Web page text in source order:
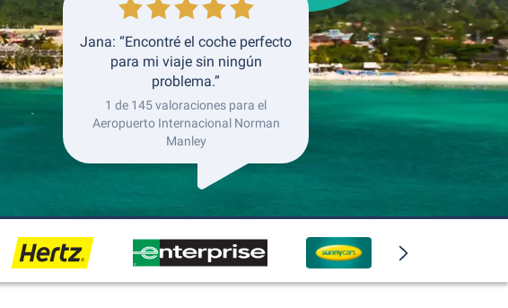
Jana: “Encontré el coche perfecto
para mi viaje sin ningún
problema.”
1 de 145 valoraciones para el
Aeropuerto Internacional Norman
Manley